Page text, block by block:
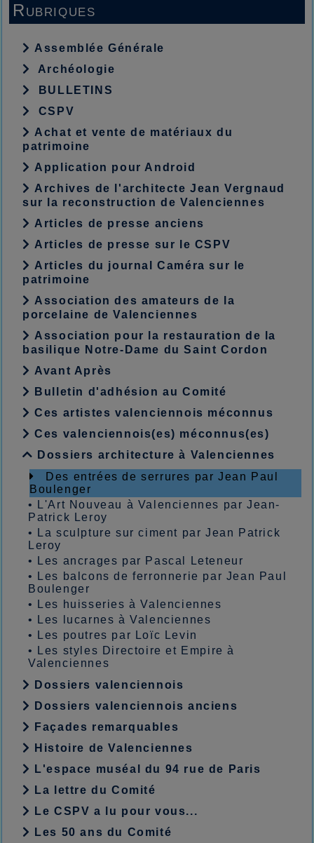
Rubriques
Assemblée Générale
Archéologie
BULLETINS
CSPV
Achat et vente de matériaux du
patrimoine
Application pour Android
Archives de l'architecte Jean Vergnaud
sur la reconstruction de Valenciennes
Articles de presse anciens
Articles de presse sur le CSPV
Articles du journal Caméra sur le
patrimoine
Association des amateurs de la
porcelaine de Valenciennes
Association pour la restauration de la
basilique Notre-Dame du Saint Cordon
Avant Après
Bulletin d'adhésion au Comité
Ces artistes valenciennois méconnus
Ces valenciennois(es) méconnus(es)
Dossiers architecture à Valenciennes
Des entrées de serrures par Jean Paul
Boulenger
•
L'Art Nouveau à Valenciennes par Jean-
Patrick Leroy
•
La sculpture sur ciment par Jean Patrick
Leroy
•
Les ancrages par Pascal Leteneur
•
Les balcons de ferronnerie par Jean Paul
Boulenger
•
Les huisseries à Valenciennes
•
Les lucarnes à Valenciennes
•
Les poutres par Loïc Levin
•
Les styles Directoire et Empire à
Valenciennes
Dossiers valenciennois
Dossiers valenciennois anciens
Façades remarquables
Histoire de Valenciennes
L'espace muséal du 94 rue de Paris
La lettre du Comité
Le CSPV a lu pour vous...
Les 50 ans du Comité